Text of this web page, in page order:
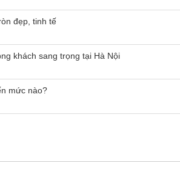
đẹp, tinh tế
khách sang trọng tại Hà Nội
mức nào?